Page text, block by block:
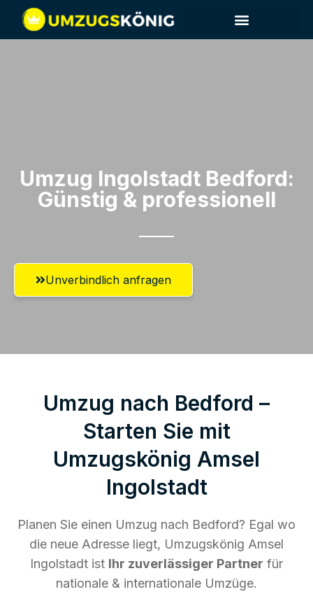
Umzug Ingolstadt​ Bedford:
Günstig & professionell​
Unverbindlich anfragen
Umzug nach Bedford –
Starten Sie mit
Umzugskönig Amsel
Ingolstadt
Planen Sie einen Umzug nach Bedford? Egal wo
die neue Adresse liegt, Umzugskönig Amsel
Ingolstadt ist Ihr zuverlässiger Partner für
nationale & internationale Umzüge.